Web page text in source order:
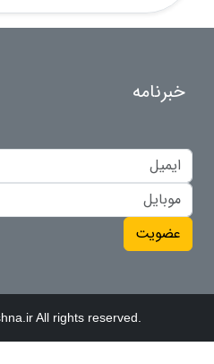
خبرنامه
عضویت
All rights reserved.